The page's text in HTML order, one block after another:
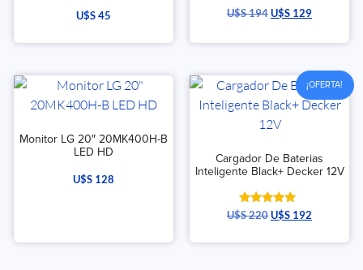
U$S45
Valorado
con
de 5
U$S194U$S 129
Monitor LG 20″ 20MK400H-B
LED HD
U$S 128
¡OFERTA!
Cargador De Baterias
Inteligente Black+ Decker 12V
Valorado
con
de 5
U$S220U$S 192